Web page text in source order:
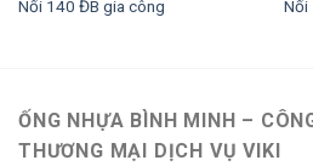
Nối 140 ĐB gia công Nối
ỐNG NHỰA BÌNH MINH –
THƯƠNG MẠI DỊCH VỤ VIKI